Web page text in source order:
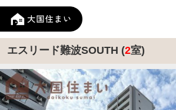
エスリード難波SOUTH (2室)